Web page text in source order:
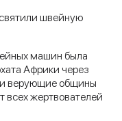
швейную
машин была
Африки через
и верующие общины
всех жертвователей